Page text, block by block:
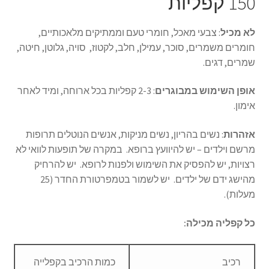
לא מכיל: צבעי מאכל, חומרי טעם וממתיקים מלאכותיים,
חומרים משמרים, סוכר, עמילן, חלב, לקטוז, סויה, גלוטן, חיטה,
שמרים, דגים.
אופן השימוש במבוגרים
: 2-3 קפליות בכל ארוחה, ומיד לאחר
אימון.
אזהרות: נשים בהריון, נשים מניקות, אנשים הנוטלים תרופות
מרשם וילדים – יש להיוועץ ברופא. במקרה של תופעות לוואי לא
רצויות, יש להפסיק את השימוש ולפנות לרופא. יש להרחיק
מהישג ידם של ילדים. יש לשמור בטמפרטורת החדר (25
מעלות).
כל קפליה מכילה:
רכיב כמות הרכיב בקפלייה